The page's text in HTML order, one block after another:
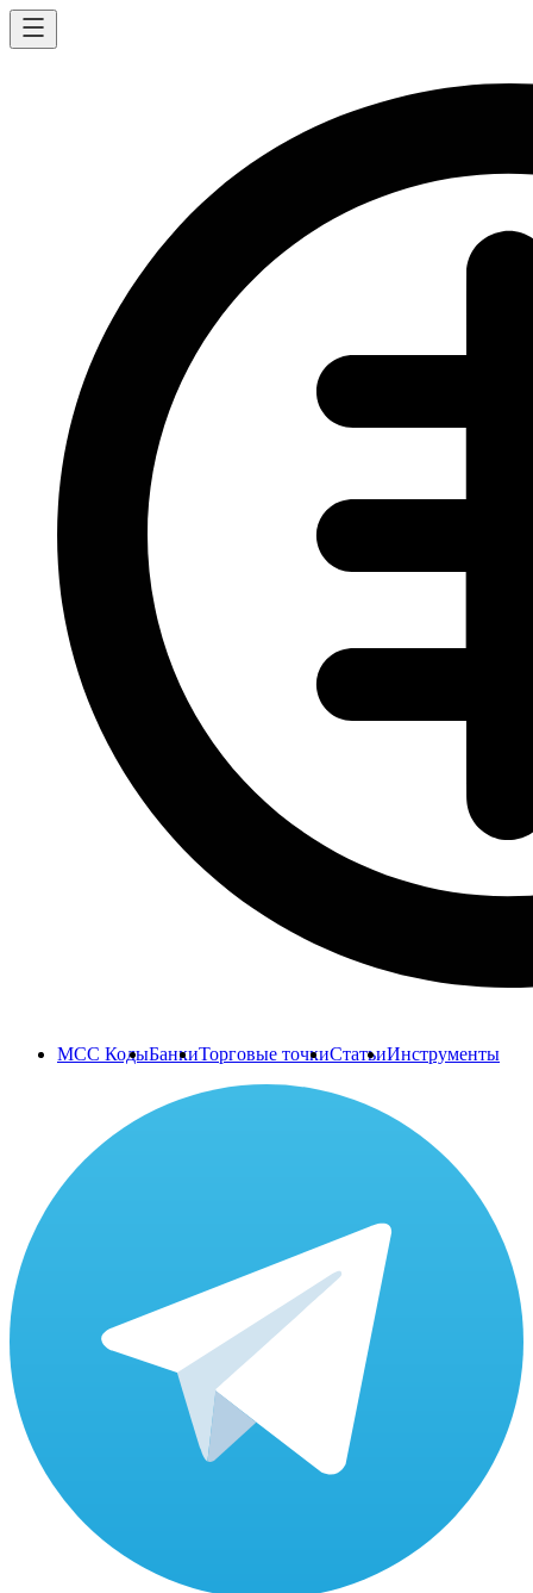
MCC КодыБанкиТорговые точкиСтатьиИнструменты